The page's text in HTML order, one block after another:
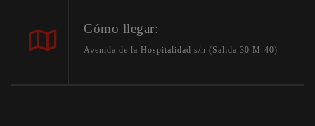
Cómo llegar:
Avenida de la Hospitalidad s/n (Salida 30 M-40)